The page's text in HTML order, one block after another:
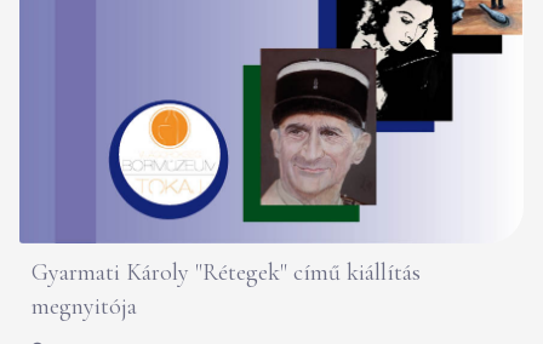
Gyarmati Károly "Rétegek" című kiállítás
megnyitója